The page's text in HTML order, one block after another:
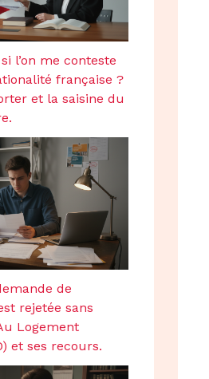
l’on me conteste
française ?
et la saisine du
de
rejetée sans
Logement
et ses recours.